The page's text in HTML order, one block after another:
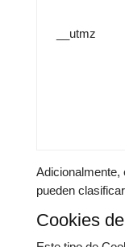
__utmz
Adicionalmente,
pueden
Cookies